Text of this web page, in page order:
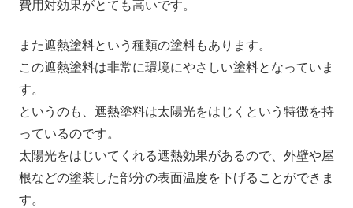
費用対効果がとても高いです。
また遮熱塗料という種類の塗料もあります。
この遮熱塗料は非常に環境にやさしい塗料となっていま
す。
というのも、遮熱塗料は太陽光をはじくという特徴を持
っているのです。
太陽光をはじいてくれる遮熱効果があるので、外壁や屋
根などの塗装した部分の表面温度を下げることができま
す。